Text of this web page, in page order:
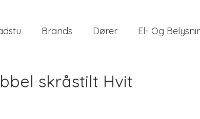
Brands Dører El- Og
skråstilt Hvit